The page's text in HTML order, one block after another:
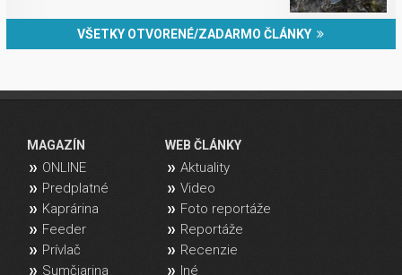
VŠETKY OTVORENÉ/ZADARMO ČLÁNKY
MAGAZÍN
ONLINE
Predplatné
Kaprárina
Feeder
Prívlač
Sumčiarina
WEB ČLÁNKY
Aktuality
Video
Foto reportáže
Reportáže
Recenzie
Iné